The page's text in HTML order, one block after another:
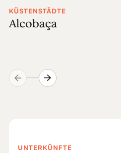
KÜSTENSTÄDTE
Alcobaça
UNTERKÜNFTE